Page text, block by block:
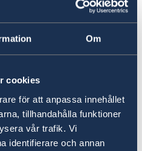
Om
cookies
för att anpassa innehållet
tillhandahålla funktioner
vår trafik. Vi
identifierare och annan
humanitära
kronor
i